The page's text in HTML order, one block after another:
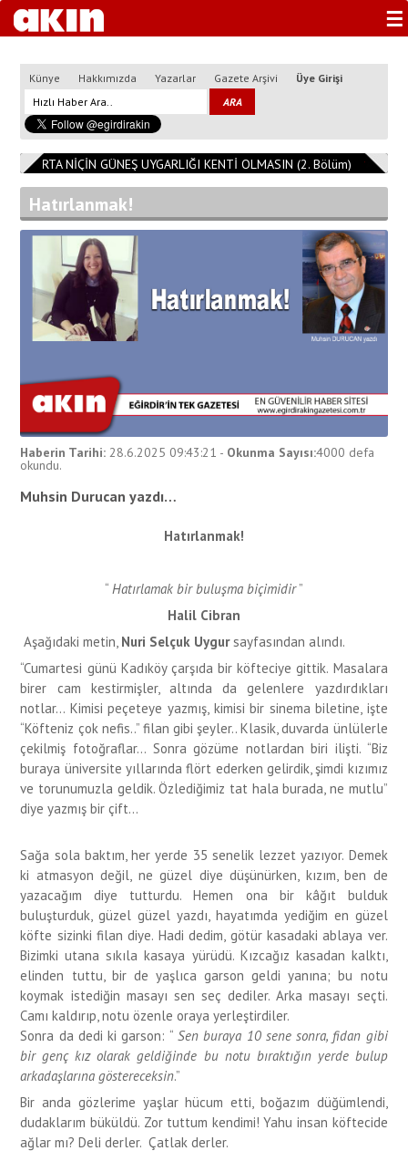
☰
Künye Hakkımızda Yazarlar Gazete Arşivi Üye Girişi
ISPARTA NİÇİN GÜNEŞ UYGARLIĞI KENTİ OLMASIN (2. Bölüm) 11:08:14
Hatırlanmak!
Haberin Tarihi: 28.6.2025 09:43:21 - Okunma Sayısı:4000 defa
okundu.
Muhsin Durucan yazdı…
Hatırlanmak!
“ Hatırlamak bir buluşma biçimidir”
Halil Cibran
Aşağıdaki metin, Nuri Selçuk Uygursayfasından alındı.
“Cumartesi günü Kadıköy çarşıda bir köfteciye gittik. Masalara
birer cam kestirmişler, altında da gelenlere yazdırdıkları
notlar... Kimisi peçeteye yazmış, kimisi bir sinema biletine, işte
“Köfteniz çok nefis..” filan gibi şeyler.. Klasik, duvarda ünlülerle
çekilmiş fotoğraflar… Sonra gözüme notlardan biri ilişti. “Biz
buraya üniversite yıllarında flört ederken gelirdik, şimdi kızımız
ve torunumuzla geldik. Özlediğimiz tat hala burada, ne mutlu”
diye yazmış bir çift…
Sağa sola baktım, her yerde 35 senelik lezzet yazıyor. Demek
ki atmasyon değil, ne güzel diye düşünürken, kızım, ben de
yazacağım diye tutturdu. Hemen ona bir kâğıt bulduk
buluşturduk, güzel güzel yazdı, hayatımda yediğim en güzel
köfte sizinki filan diye. Hadi dedim, götür kasadaki ablaya ver.
Bizimki utana sıkıla kasaya yürüdü. Kızcağız kasadan kalktı,
elinden tuttu, bir de yaşlıca garson geldi yanına; bu notu
koymak istediğin masayı sen seç dediler. Arka masayı seçti.
Camı kaldırıp, notu özenle oraya yerleştirdiler.
Sonra da dedi ki garson: “ Sen buraya 10 sene sonra, fidan gibi
bir genç kız olarak geldiğinde bu notu bıraktığın yerde bulup
arkadaşlarına göstereceksin.”
Bir anda gözlerime yaşlar hücum etti, boğazım düğümlendi,
dudaklarım büküldü. Zor tuttum kendimi! Yahu insan köftecide
ağlar mı? Deli derler. Çatlak derler.